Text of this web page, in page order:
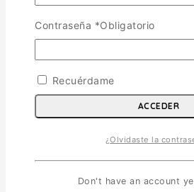
Escala 1/72
Escala 1/48
Escala 1/144
Escala 1/32
Otras
Helicópteros
Otras
Contraseña *Obligatorio
Recuérdame
ACCEDER
¿Olvidaste la
Don't have an account